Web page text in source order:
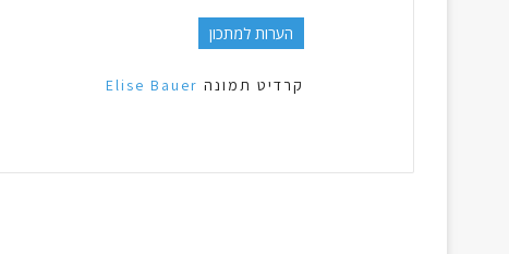
הערות למתכון
קרדיט תמונה Elise Bauer